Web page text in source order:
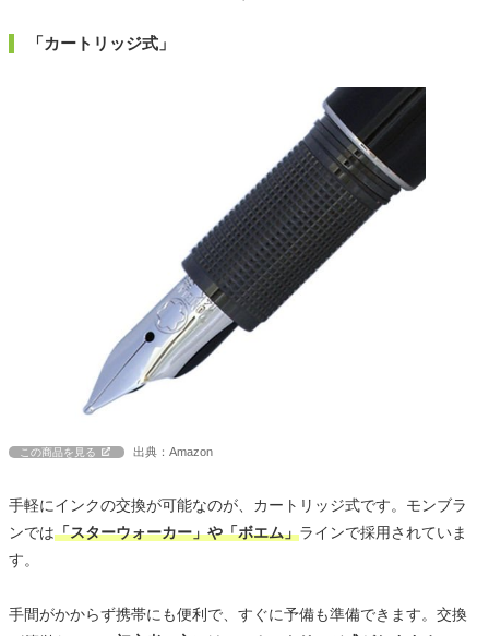
「カートリッジ式」
この商品を見る 出典：Amazon
手軽にインクの交換が可能なのが、カートリッジ式です。モンブラ
ンでは「スターウォーカー」や「ボエム」ラインで採用されていま
す。
手間がかからず携帯にも便利で、すぐに予備も準備できます。交換